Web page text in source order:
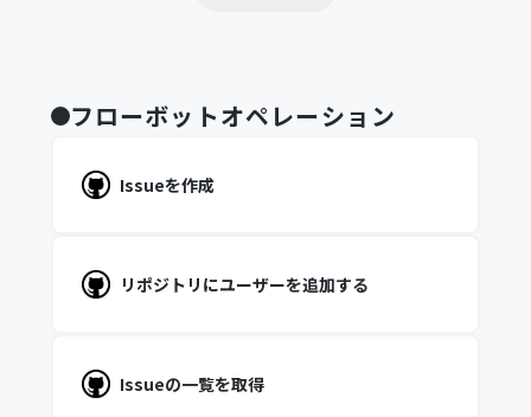
フローボットオペレーション
Issueを作成
リポジトリにユーザーを追加する
Issueの一覧を取得